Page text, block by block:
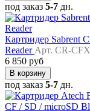
под заказ 5-7 дн.
Картридер Sabrent
Reader Арт. CR-
6 850 руб
В корзину
под заказ 5-7 дн.